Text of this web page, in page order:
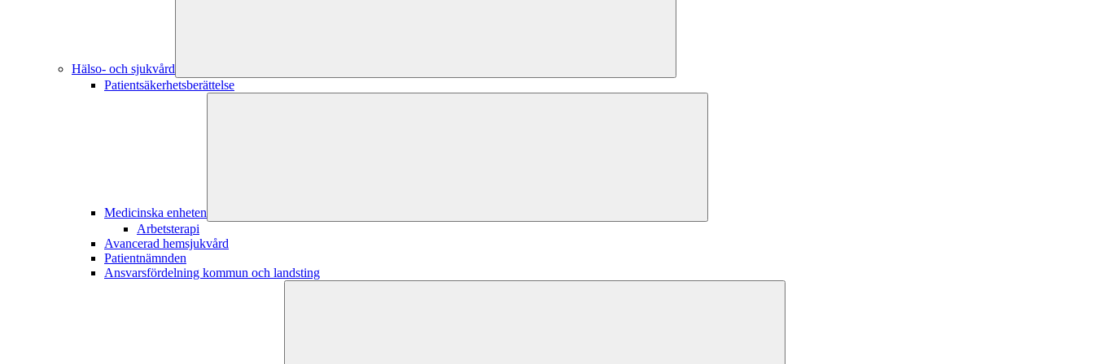
Hälso- och sjukvård
Patientsäkerhetsberättelse
Medicinska enheten
Arbetsterapi
Avancerad hemsjukvård
Patientnämnden
Ansvarsfördelning kommun och landsting